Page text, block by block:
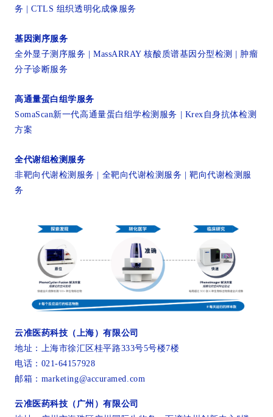
务 | CTLS 组织透明化成像服务
基因测序服务
全外显子测序服务 | MassARRAY 核酸质谱基因分型检测 | 肿瘤
分子诊断服务
高通量蛋白组学服务
SomaScan新一代高通量蛋白组学检测服务 | Krex自身抗体检测
方案
全代谢组检测服务
非靶向代谢检测服务 | 全靶向代谢检测服务 | 靶向代谢检测服
务
云准医药科技（上海）有限公司
地址：上海市徐汇区桂平路333号5号楼7楼
电话：021-64157928
邮箱：marketing@accuramed.com
云准医药科技（广州）有限公司